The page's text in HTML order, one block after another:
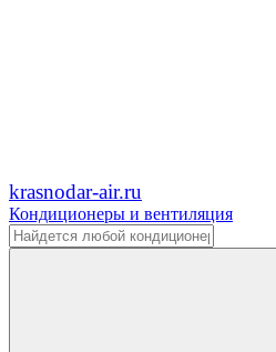
krasnodar-air.ru
Кондиционеры и вентиляция